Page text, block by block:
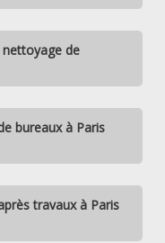
de
bureaux à Paris
travaux à Paris